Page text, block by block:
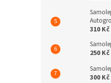
310 Kč
250 Kč
300 Kč